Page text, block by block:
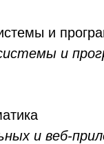
и
и
и веб-